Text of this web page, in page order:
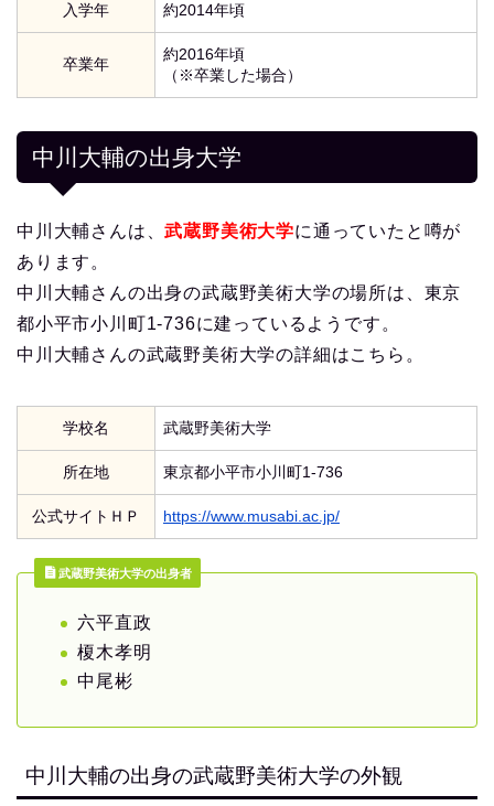
入学年 約2014年頃
卒業年
約2016年頃
（※卒業した場合）
中川大輔の出身大学
中川大輔さんは、武蔵野美術大学に通っていたと噂が
あります。
中川大輔さんの出身の武蔵野美術大学の場所は、東京
都小平市小川町1-736に建っているようです。
中川大輔さんの武蔵野美術大学の詳細はこちら。
学校名 武蔵野美術大学
所在地 東京都小平市小川町1-736
公式サイトＨＰ https://www.musabi.ac.jp/
武蔵野美術大学の出身者
六平直政
榎木孝明
中尾彬
中川大輔の出身の武蔵野美術大学の外観